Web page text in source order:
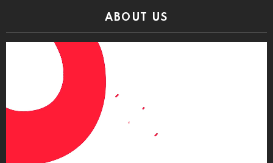
ABOUT US